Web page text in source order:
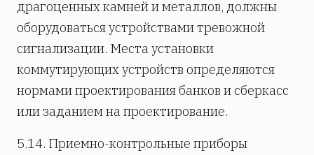
драгоценных камней и металлов, должны
оборудоваться устройствами тревожной
сигнализации. Места установки
коммутирующих устройств определяются
нормами проектирования банков и сберкасс
или заданием на проектирование.
5.14. Приемно-контрольные приборы